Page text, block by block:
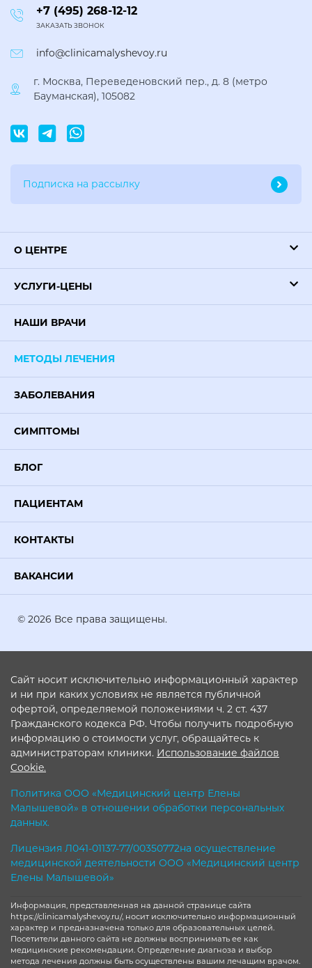
+7 (495) 268-12-12
ЗАКАЗАТЬ ЗВОНОК
info@clinicamalyshevoy.ru
г. Москва, Переведеновский пер., д. 8 (метро
Бауманская), 105082
О ЦЕНТРЕ
УСЛУГИ-ЦЕНЫ
НАШИ ВРАЧИ
МЕТОДЫ ЛЕЧЕНИЯ
ЗАБОЛЕВАНИЯ
СИМПТОМЫ
БЛОГ
ПАЦИЕНТАМ
КОНТАКТЫ
ВАКАНСИИ
© 2026 Все права защищены.
Сайт носит исключительно информационный характер
и ни при каких условиях не является публичной
офертой, определяемой положениями ч. 2 ст. 437
Гражданского кодекса РФ. Чтобы получить подробную
информацию о стоимости услуг, обращайтесь к
администраторам клиники. Использование файлов
Cookie.
Политика ООО «Медицинский центр Елены
Малышевой» в отношении обработки персональных
данных.
Лицензия Л041-01137-77/00350772на осуществление
медицинской деятельности ООО «Медицинский центр
Елены Малышевой»
Информация, представленная на данной странице сайта
https://clinicamalyshevoy.ru/, носит исключительно информационный
характер и предназначена только для образовательных целей.
Посетители данного сайта не должны воспринимать ее как
медицинские рекомендации. Определение диагноза и выбор
метода лечения должны быть осуществлены вашим лечащим врачом.